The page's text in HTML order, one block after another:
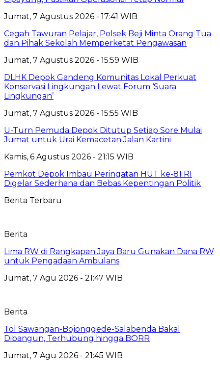
Jumat, 7 Agustus 2026 - 17:41 WIB
Cegah Tawuran Pelajar, Polsek Beji Minta Orang Tua
dan Pihak Sekolah Memperketat Pengawasan
Jumat, 7 Agustus 2026 - 15:59 WIB
DLHK Depok Gandeng Komunitas Lokal Perkuat
Konservasi Lingkungan Lewat Forum ‘Suara
Lingkungan’
Jumat, 7 Agustus 2026 - 15:55 WIB
U-Turn Pemuda Depok Ditutup Setiap Sore Mulai
Jumat untuk Urai Kemacetan Jalan Kartini
Kamis, 6 Agustus 2026 - 21:15 WIB
Pemkot Depok Imbau Peringatan HUT ke-81 RI
Digelar Sederhana dan Bebas Kepentingan Politik
Berita Terbaru
Berita
Lima RW di Rangkapan Jaya Baru Gunakan Dana RW
untuk Pengadaan Ambulans
Jumat, 7 Agu 2026 - 21:47 WIB
Berita
Tol Sawangan-Bojonggede-Salabenda Bakal
Dibangun, Terhubung hingga BORR
Jumat, 7 Agu 2026 - 21:45 WIB